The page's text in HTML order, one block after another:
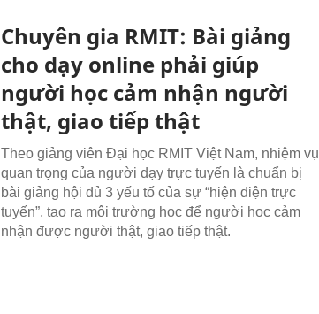
Chuyên gia RMIT: Bài giảng
cho dạy online phải giúp
người học cảm nhận người
thật, giao tiếp thật
Theo giảng viên Đại học RMIT Việt Nam, nhiệm vụ
quan trọng của người dạy trực tuyến là chuẩn bị
bài giảng hội đủ 3 yếu tố của sự “hiện diện trực
tuyến”, tạo ra môi trường học để người học cảm
nhận được người thật, giao tiếp thật.